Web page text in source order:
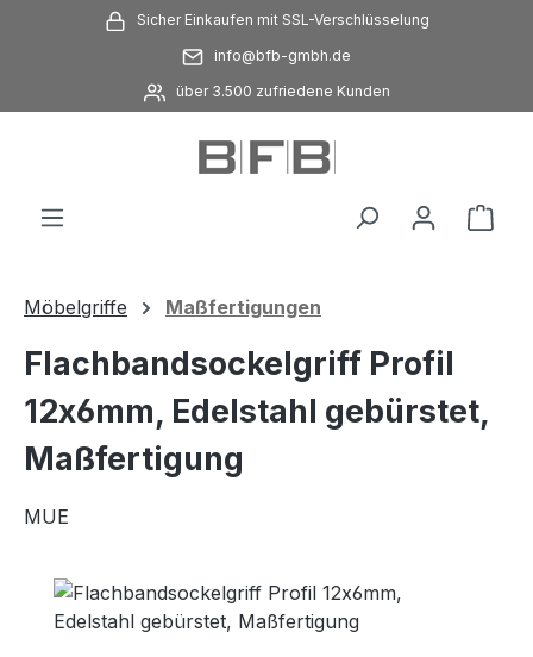
Zum Hauptinhalt springenSicher Einkaufen mit SSL-Verschlüsselung
info@bfb-gmbh.de
über 3.500 zufriedene Kunden
Möbelgriffe Maßfertigungen
Flachbandsockelgriff Profil
12x6mm, Edelstahl gebürstet,
Maßfertigung
MUE